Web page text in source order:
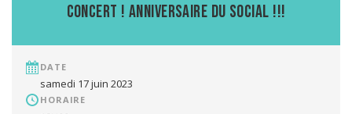
Concert ! Anniversaire du Social !!!
DATE
samedi 17 juin 2023
HORAIRE